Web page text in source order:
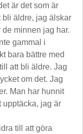
är det som är
bli äldre, jag älskar
minnen jag har.
gammal i
bara bättre med
att bli äldre. Jag
om det. Jag
Man har hunnit
upptäcka, jag är
till att göra